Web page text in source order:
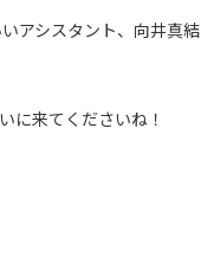
アシスタント、向井真結
に来てくださいね！